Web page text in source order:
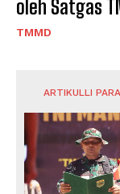
oleh Satgas
TMMD
ARTIKULLI